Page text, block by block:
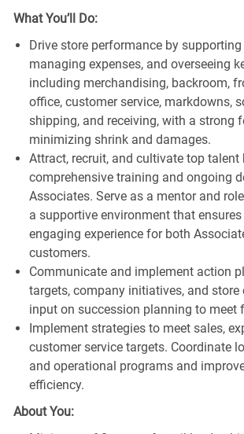
What You’ll Do:
Drive store performance by
managing expenses, and overseeing
including merchandising, backroom,
office, customer service, markdowns,
shipping, and receiving, with a strong
minimizing shrink and damages.
Attract, recruit, and cultivate top talent
comprehensive training and ongoing
Associates. Serve as a mentor and
a supportive environment that
engaging experience for both
customers.
Communicate and implement action
targets, company initiatives, and store
input on succession planning to meet
Implement strategies to meet sales,
customer service targets. Coordinate
and operational programs and
efficiency.
About You: